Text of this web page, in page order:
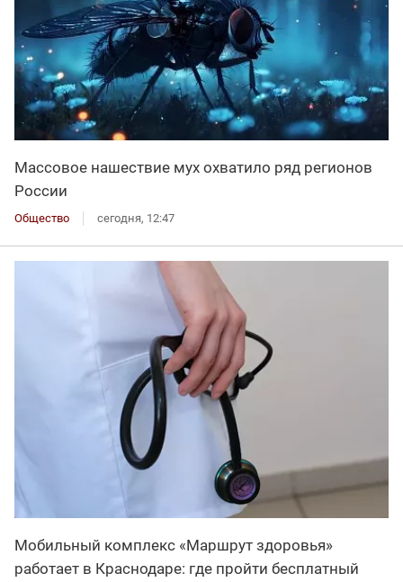
Массовое нашествие мух охватило ряд регионов
России
Общество сегодня, 12:47
Мобильный комплекс «Маршрут здоровья»
работает в Краснодаре: где пройти бесплатный